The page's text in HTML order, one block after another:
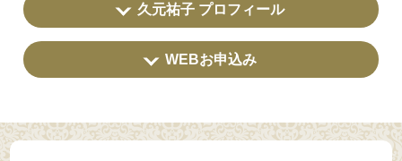
久元祐子 プロフィール
WEBお申込み